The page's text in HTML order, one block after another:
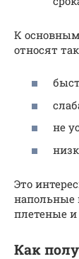
К основным
относят
не
Это
напольные
плетеные
Как